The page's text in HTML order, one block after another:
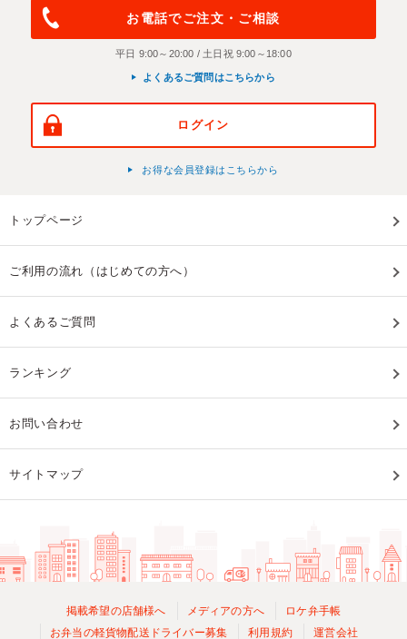
お電話でご注文・ご相談
平日 9:00～20:00 / 土日祝 9:00～18:00
よくあるご質問はこちらから
ログイン
お得な会員登録はこちらから
トップページ
ご利用の流れ（はじめての方へ）
よくあるご質問
ランキング
お問い合わせ
サイトマップ
掲載希望の店舗様へ メディアの方へ
ロケ弁手帳
お弁当の軽貨物配送ドライバー募集
利用規約 運営会社